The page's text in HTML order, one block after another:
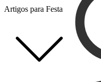
Artigos para Festa